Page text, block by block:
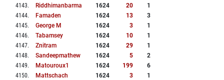
4143. Riddhimanbarma 1624 20
1
4144. Famaden 1624 13
3
4145. George M 1624 3
1
4146. Tabamsey 1624 10
1
4147. Znitram 1624 29
1
4148. Sandeepmathew 1624 5
2
4149. Matouroux1 1624 199
6
4150. Mattschach 1624 3 1